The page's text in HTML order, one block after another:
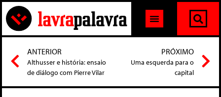
ANTERIOR
Althusser e história: ensaio
de diálogo com Pierre Vilar
PRÓXIMO
Uma esquerda para o
capital